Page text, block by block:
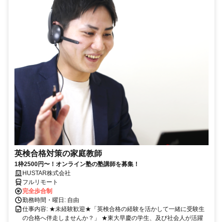
英検合格対策の家庭教師
1枠2500円〜！オンライン塾の塾講師を募集！
HUSTAR株式会社
フルリモート
完全歩合制
勤務時間・曜日: 自由
仕事内容: ★未経験歓迎★「英検合格の経験を活かして一緒に受験生
の合格へ伴走しませんか？」 ★東大早慶の学生、及び社会人が活躍